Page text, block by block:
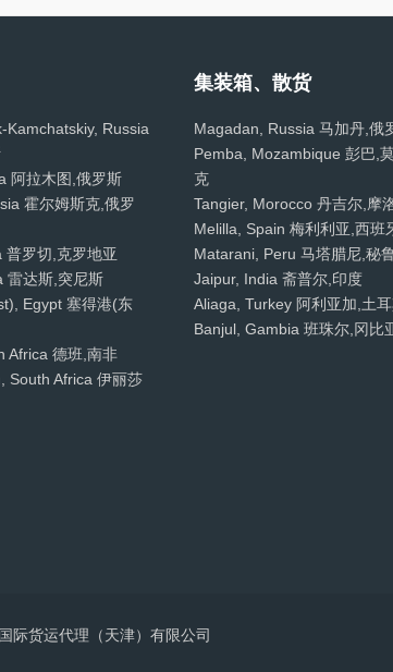
Kamchatskiy, Russia
阿拉木图,俄罗斯
霍尔姆斯克,俄罗
普罗切,克罗地亚
雷达斯,突尼斯
Egypt 塞得港(东
Africa 德班,南非
South Africa 伊丽莎
集装箱、散货
Magadan, Russia 马加丹,俄
Pemba, Mozambique 彭巴,
克
Tangier, Morocco 丹吉尔,摩
Melilla, Spain 梅利利亚,西班
Matarani, Peru 马塔腊尼,秘
Jaipur, India 斋普尔,印度
Aliaga, Turkey 阿利亚加,土
Banjul, Gambia 班珠尔,冈比
际货运代理（天津）有限公司